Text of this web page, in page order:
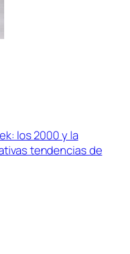
los 2000 y la
tendencias de